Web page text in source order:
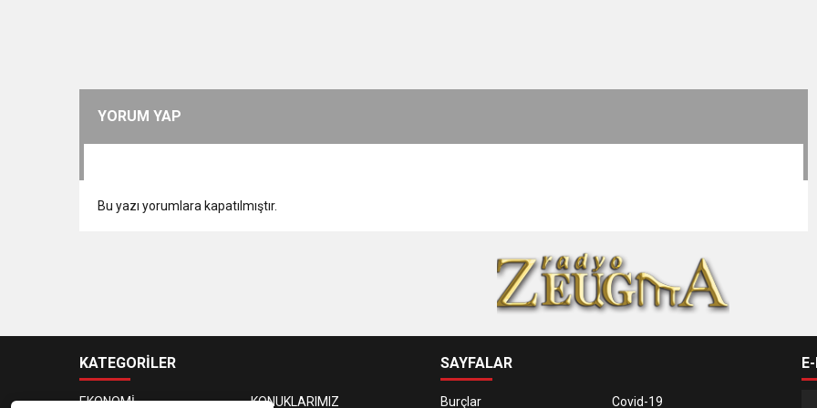
YORUM YAP
Bu yazı yorumlara kapatılmıştır.
KATEGORİLER
EKONOMİ KONUKLARIMIZ
SAYFALAR
Burçlar Covid-19